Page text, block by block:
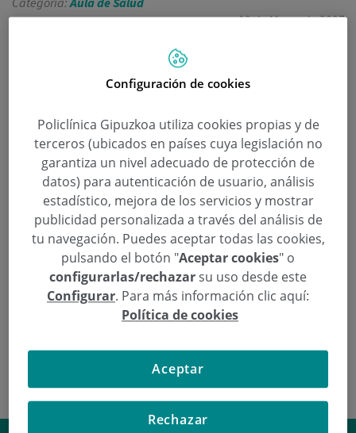
10 de Marzo de 2007
Reparadora y Estética
El Dr. José Manuel Santos y el Dr. Javier Legorburu
Estética de Policlínica Gipuzkoa ofrecen una charla
el jueves 15 de marzo a las 19,30 horas en el Salón
de Kutxa de la calle Andía sobre las quemaduras,
prevención y cuidados. La entrada es gratuita.
Continuar leyendo
Configuración de cookies
Policlínica Gipuzkoa utiliza cookies propias y de
terceros (ubicados en países cuya legislación no
garantiza un nivel adecuado de protección de
datos) para autenticación de usuario, análisis
estadístico, mejora de los servicios y mostrar
publicidad personalizada a través del análisis de
tu navegación. Puedes aceptar todas las cookies,
pulsando el botón "Aceptar cookies" o
configurarlas/rechazarsu uso desde este
Configurar. Para más información clic aquí:
Política de cookies
Rechazar
Aceptar